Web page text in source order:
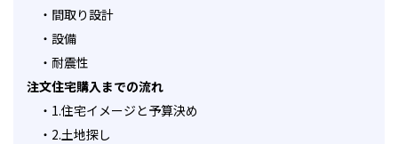
・ 間取り設計
・ 設備
・ 耐震性
注文住宅購入までの流れ
・ 1.住宅イメージと予算決め
・ 2.土地探し